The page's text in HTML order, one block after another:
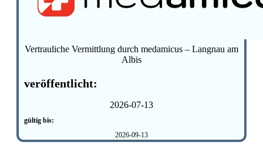
Vertrauliche Vermittlung durch medamicus – Langnau am
Albis
veröffentlicht:
2026-07-13
gültig bis:
2026-09-13